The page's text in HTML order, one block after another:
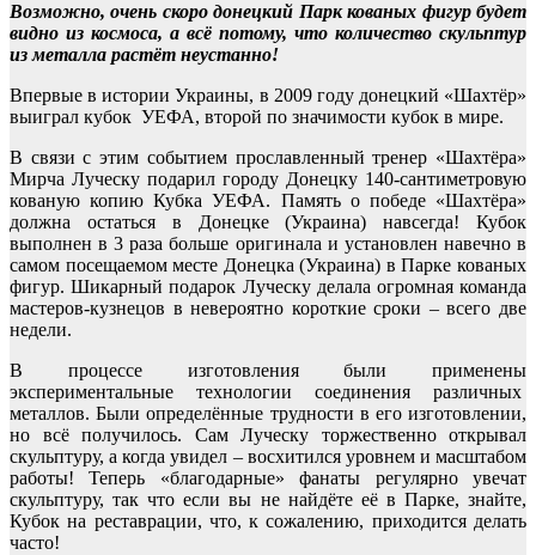
Возможно, очень скоро донецкий Парк кованых фигур будет
видно из космоса, а всё потому, что количество скульптур
из металла растёт неустанно!
Впервые в истории Украины, в 2009 году донецкий «Шахтёр»
выиграл кубок УЕФА, второй по значимости кубок в мире.
В связи с этим событием прославленный тренер «Шахтёра»
Мирча Луческу подарил городу Донецку 140-сантиметровую
кованую копию Кубка УЕФА. Память о победе «Шахтёра»
должна остаться в Донецке (Украина) навсегда! Кубок
выполнен в 3 раза больше оригинала и установлен навечно в
самом посещаемом месте Донецка (Украина) в Парке кованых
фигур. Шикарный подарок Луческу делала огромная команда
мастеров-кузнецов в невероятно короткие сроки – всего две
недели.
В процессе изготовления были применены
экспериментальные технологии соединения различных
металлов. Были определённые трудности в его изготовлении,
но всё получилось. Сам Луческу торжественно открывал
скульптуру, а когда увидел – восхитился уровнем и масштабом
работы! Теперь «благодарные» фанаты регулярно увечат
скульптуру, так что если вы не найдёте её в Парке, знайте,
Кубок на реставрации, что, к сожалению, приходится делать
часто!